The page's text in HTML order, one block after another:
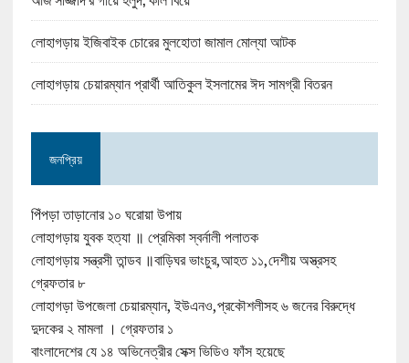
লোহাগড়ায় ইজিবাইক চোরের মুলহোতা জামাল মোল্যা আটক
লোহাগড়ায় চেয়ারম্যান প্রার্থী আতিকুল ইসলামের ঈদ সামগ্রী বিতরন
জনপ্রিয়
পিঁপড়া তাড়ানোর ১০ ঘরোয়া উপায়
লোহাগড়ায় যুবক হত্যা ॥ প্রেমিকা স্বর্নালী পলাতক
লোহাগড়ায় সন্ত্রসী তান্ডব ॥বাড়িঘর ভাংচুর,আহত ১১,দেশীয় অস্ত্রসহ
গ্রেফতার ৮
লোহাগড়া উপজেলা চেয়ারম্যান, ইউএনও,প্রকৌশলীসহ ৬ জনের বিরুদ্ধে
দুদকের ২ মামলা । গ্রেফতার ১
বাংলাদেশের যে ১৪ অভিনেত্রীর সেক্স ভিডিও ফাঁস হয়েছে